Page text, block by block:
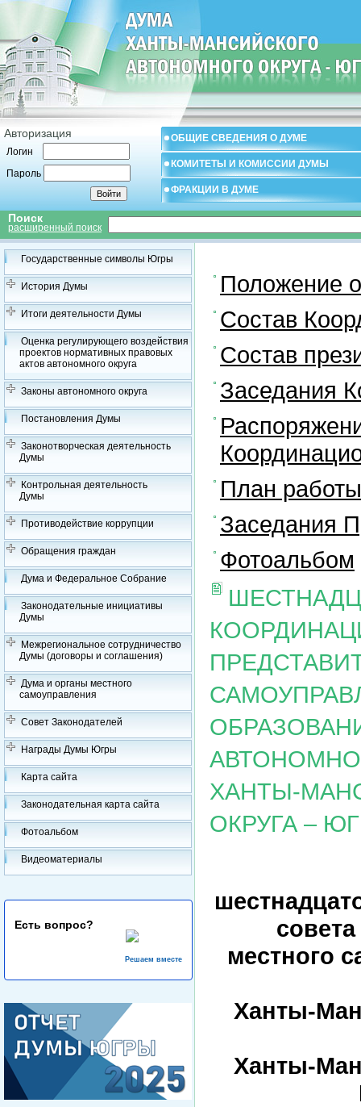
Авторизация
Логин
Пароль
ОБЩИЕ СВЕДЕНИЯ О ДУМЕ
КОМИТЕТЫ И КОМИССИИ ДУМЫ
ФРАКЦИИ В ДУМЕ
Поиск
расширенный поиск
Государственные символы Югры
История Думы
Итоги деятельности Думы
Оценка регулирующего воздействия
проектов нормативных правовых
актов автономного округа
Законы автономного округа
Постановления Думы
Законотворческая деятельность
Думы
Контрольная деятельность
Думы
Противодействие коррупции
Обращения граждан
Дума и Федеральное Собрание
Законодательные инициативы
Думы
Межрегиональное сотрудничество
Думы (договоры и соглашения)
Дума и органы местного
самоуправления
Совет Законодателей
Награды Думы Югры
Карта сайта
Законодательная карта сайта
Фотоальбом
Видеоматериалы
Есть вопрос?
Решаем вместе
Положение
Состав
Состав
Заседания
План
Заседания
Фотоальбом
ХАНТЫ-
ОКРУГА –
местного
Ханты-
Ханты-